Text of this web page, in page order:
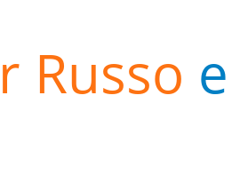
Russo